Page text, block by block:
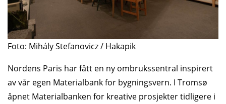
Foto: Mihály Stefanovicz / Hakapik
Nordens Paris har fått en ny ombrukssentral inspirert
av vår egen Materialbank for bygningsvern. I Tromsø
åpnet Materialbanken for kreative prosjekter tidligere i